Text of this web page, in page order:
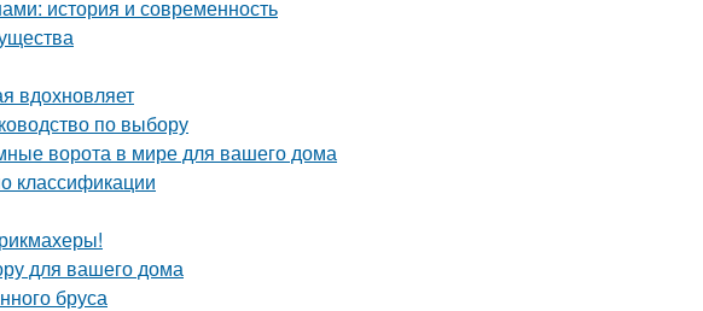
история и современность
вдохновляет
по выбору
ворота в мире для вашего дома
классификации
для вашего дома
бруса